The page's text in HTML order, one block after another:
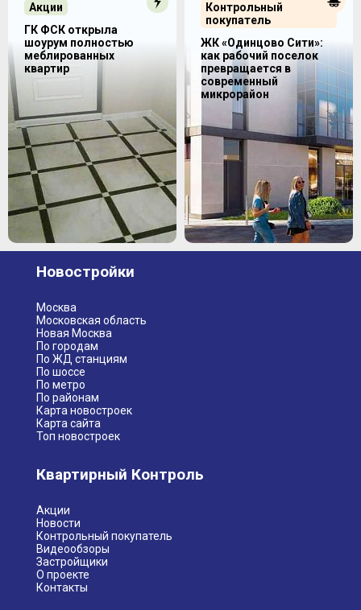
Контрольный
покупатель
ЖК «Одинцово Сити»:
как рабочий поселок
превращается в
современный
микрорайон
Акции
ГК ФСК открыла
шоурум полностью
меблированных
квартир
Новостройки
Москва
Московская область
Новая Москва
По городам
По ЖД станциям
По шоссе
По метро
По районам
Карта новостроек
Карта сайта
Топ новостроек
Квартирный Контроль
Акции
Новости
Контрольный покупатель
Видеообзоры
Застройщики
О проекте
Контакты